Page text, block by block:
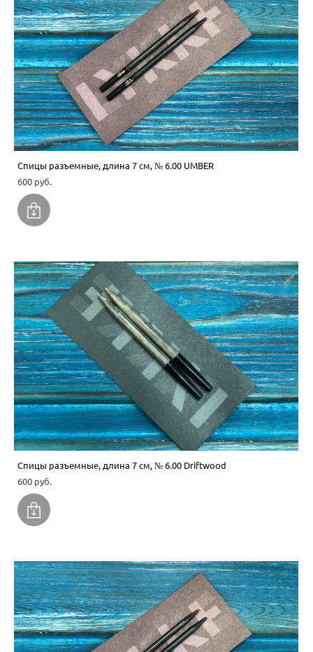
Спицы разъемные, длина 7 см, № 6.00 UMBER
600 pуб.
Спицы разъемные, длина 7 см, № 6.00 Driftwood
600 pуб.